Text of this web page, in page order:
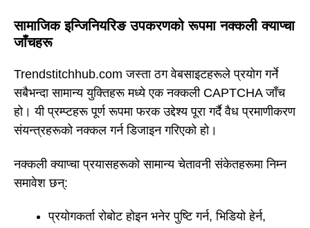
सामाजिक इन्जिनियरिङ उपकरणको रूपमा नक्कली क्याप्चा
जाँचहरू
Trendstitchhub.com जस्ता ठग वेबसाइटहरूले प्रयोग गर्ने
सबैभन्दा सामान्य युक्तिहरू मध्ये एक नक्कली CAPTCHA जाँच
हो। यी प्रम्प्टहरू पूर्ण रूपमा फरक उद्देश्य पूरा गर्दै वैध प्रमाणीकरण
संयन्त्रहरूको नक्कल गर्न डिजाइन गरिएको हो।
नक्कली क्याप्चा प्रयासहरूको सामान्य चेतावनी संकेतहरूमा निम्न
समावेश छन्:
प्रयोगकर्ता रोबोट होइन भनेर पुष्टि गर्न, भिडियो हेर्न,